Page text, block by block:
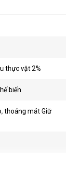
thực vật 2%
biến
thoáng mát Giữ